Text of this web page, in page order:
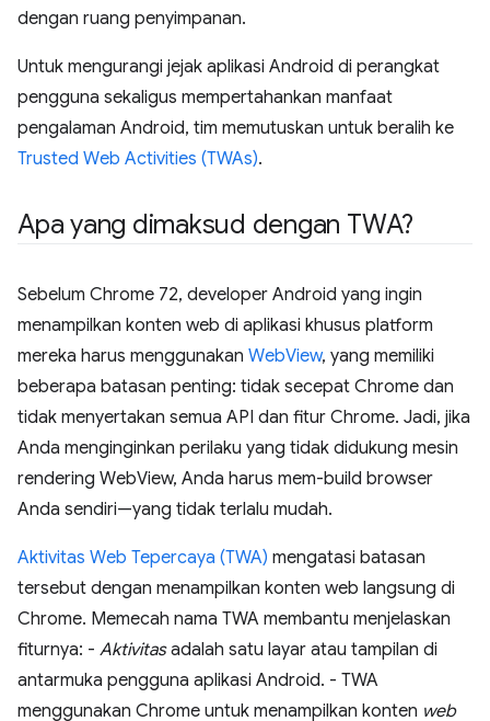
dengan ruang penyimpanan.
Untuk mengurangi jejak aplikasi Android di perangkat
pengguna sekaligus mempertahankan manfaat
pengalaman Android, tim memutuskan untuk beralih ke
Trusted Web Activities (TWAs).
Apa yang dimaksud dengan TWA?
Sebelum Chrome 72, developer Android yang ingin
menampilkan konten web di aplikasi khusus platform
mereka harus menggunakan WebView, yang memiliki
beberapa batasan penting: tidak secepat Chrome dan
tidak menyertakan semua API dan fitur Chrome. Jadi, jika
Anda menginginkan perilaku yang tidak didukung mesin
rendering WebView, Anda harus mem-build browser
Anda sendiri—yang tidak terlalu mudah.
Aktivitas Web Tepercaya (TWA) mengatasi batasan
tersebut dengan menampilkan konten web langsung di
Chrome. Memecah nama TWA membantu menjelaskan
fiturnya: - Aktivitasadalah satu layar atau tampilan di
antarmuka pengguna aplikasi Android. - TWA
menggunakan Chrome untuk menampilkan konten web